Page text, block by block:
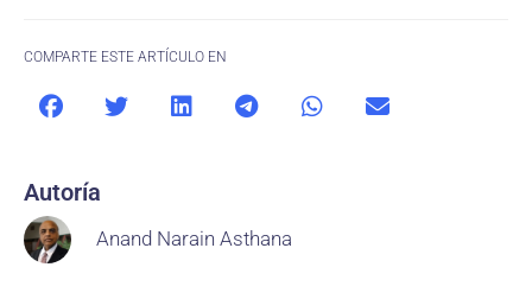
COMPARTE ESTE ARTÍCULO EN
Autoría
Anand Narain Asthana